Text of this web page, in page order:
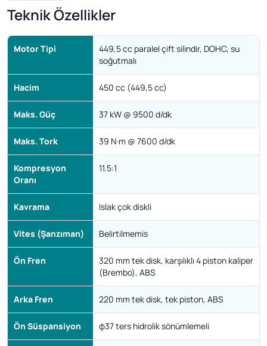
Teknik Özellikler
Motor Tipi
449,5 cc paralel çift silindir, DOHC, su
soğutmalı
Hacim 450 cc (449,5 cc)
Maks. Güç 37 kW @ 9500 d/dk
Maks. Tork 39 N·m @ 7600 d/dk
Kompresyon
Oranı
11.5:1
Kavrama Islak çok diskli
Vites (Şanzıman) Belirtilmemis
Ön Fren
320 mm tek disk, karşılıklı 4 piston kaliper
(Brembo), ABS
Arka Fren 220 mm tek disk, tek piston, ABS
Ön Süspansiyon φ37 ters hidrolik sönümlemeli